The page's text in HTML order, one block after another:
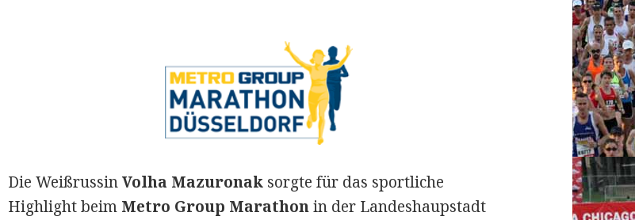
Die WeißrussinVolha Mazuronak sorgte für das sportliche
Highlight beim Metro Group Marathonin der Landeshaupstadt